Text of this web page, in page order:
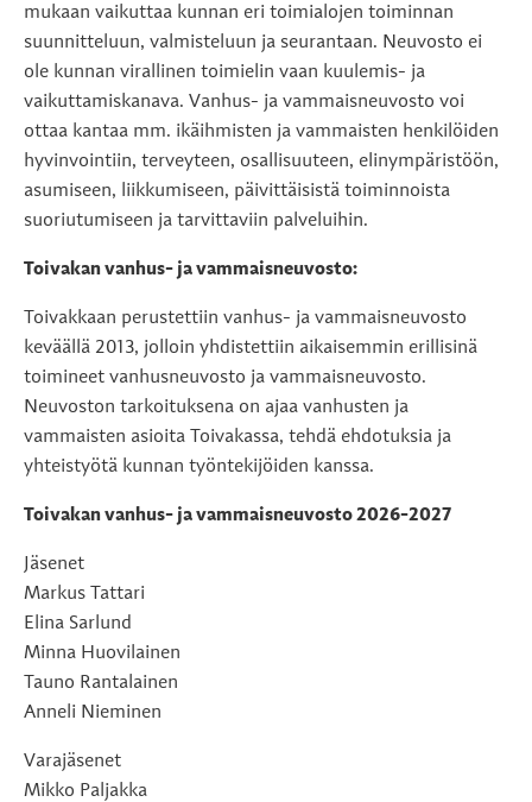
mukaan vaikuttaa kunnan eri toimialojen toiminnan
suunnitteluun, valmisteluun ja seurantaan. Neuvosto ei
ole kunnan virallinen toimielin vaan kuulemis- ja
vaikuttamiskanava. Vanhus- ja vammaisneuvosto voi
ottaa kantaa mm. ikäihmisten ja vammaisten henkilöiden
hyvinvointiin, terveyteen, osallisuuteen, elinympäristöön,
asumiseen, liikkumiseen, päivittäisistä toiminnoista
suoriutumiseen ja tarvittaviin palveluihin.
Toivakan vanhus- ja vammaisneuvosto:
Toivakkaan perustettiin vanhus- ja vammaisneuvosto
keväällä 2013, jolloin yhdistettiin aikaisemmin erillisinä
toimineet vanhusneuvosto ja vammaisneuvosto.
Neuvoston tarkoituksena on ajaa vanhusten ja
vammaisten asioita Toivakassa, tehdä ehdotuksia ja
yhteistyötä kunnan työntekijöiden kanssa.
Toivakan vanhus- ja vammaisneuvosto 2026-2027
Jäsenet
Markus Tattari
Elina Sarlund
Minna Huovilainen
Tauno Rantalainen
Anneli Nieminen
Varajäsenet
Mikko Paljakka